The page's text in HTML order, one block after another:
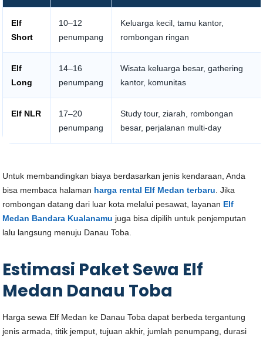
Elf
Short
10–12
penumpang
Keluarga kecil, tamu kantor,
rombongan ringan
Elf
Long
14–16
penumpang
Wisata keluarga besar, gathering
kantor, komunitas
Elf NLR
17–20
penumpang
Study tour, ziarah, rombongan
besar, perjalanan multi-day
Untuk membandingkan biaya berdasarkan jenis kendaraan, Anda
bisa membaca halaman harga rental Elf Medan terbaru . Jika
rombongan datang dari luar kota melalui pesawat, layanan Elf
Medan Bandara Kualanamu juga bisa dipilih untuk penjemputan
lalu langsung menuju Danau Toba.
Estimasi Paket Sewa Elf
Medan Danau Toba
Harga sewa Elf Medan ke Danau Toba dapat berbeda tergantung
jenis armada, titik jemput, tujuan akhir, jumlah penumpang, durasi